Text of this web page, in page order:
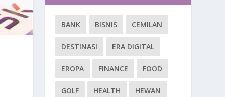
BANK BISNIS CEMILAN
DESTINASI ERA DIGITAL
EROPA FINANCE FOOD
GOLF HEALTH HEWAN